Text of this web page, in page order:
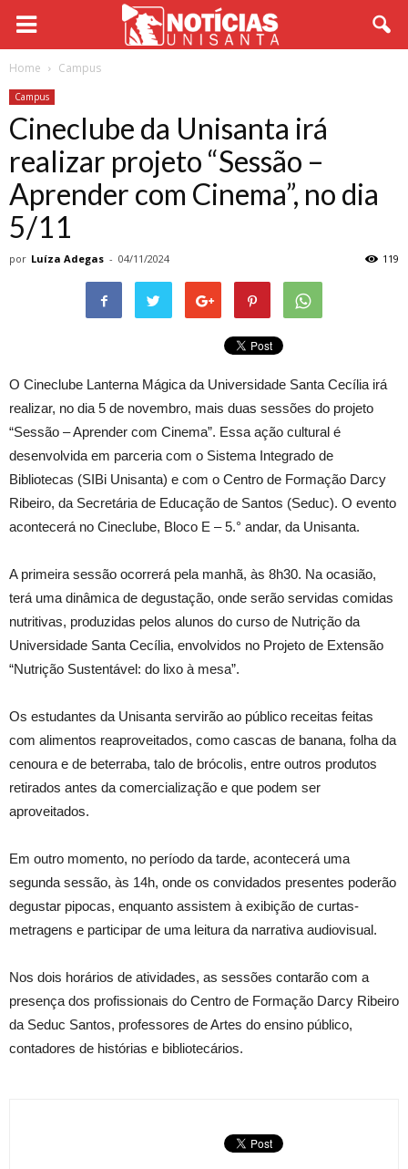
Home Campus
Campus
Cineclube da Unisanta irá
realizar projeto “Sessão –
Aprender com Cinema”, no dia
5/11
por Luíza Adegas - 04/11/2024 119
O Cineclube Lanterna Mágica da Universidade Santa Cecília irá
realizar, no dia 5 de novembro, mais duas sessões do projeto
“Sessão – Aprender com Cinema”. Essa ação cultural é
desenvolvida em parceria com o Sistema Integrado de
Bibliotecas (SIBi Unisanta) e com o Centro de Formação Darcy
Ribeiro, da Secretária de Educação de Santos (Seduc). O evento
acontecerá no Cineclube, Bloco E – 5.° andar, da Unisanta.
A primeira sessão ocorrerá pela manhã, às 8h30. Na ocasião,
terá uma dinâmica de degustação, onde serão servidas comidas
nutritivas, produzidas pelos alunos do curso de Nutrição da
Universidade Santa Cecília, envolvidos no Projeto de Extensão
“Nutrição Sustentável: do lixo à mesa”.
Os estudantes da Unisanta servirão ao público receitas feitas
com alimentos reaproveitados, como cascas de banana, folha da
cenoura e de beterraba, talo de brócolis, entre outros produtos
retirados antes da comercialização e que podem ser
aproveitados.
Em outro momento, no período da tarde, acontecerá uma
segunda sessão, às 14h, onde os convidados presentes poderão
degustar pipocas, enquanto assistem à exibição de curtas-
metragens e participar de uma leitura da narrativa audiovisual.
Nos dois horários de atividades, as sessões contarão com a
presença dos profissionais do Centro de Formação Darcy Ribeiro
da Seduc Santos, professores de Artes do ensino público,
contadores de histórias e bibliotecários.